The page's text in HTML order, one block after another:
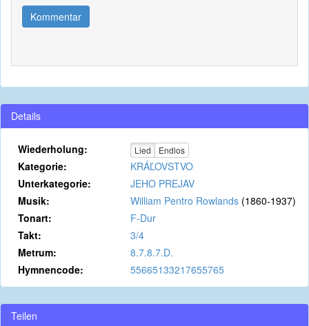
Kommentar
Details
Wiederholung: Lied Endlos
Kategorie:
KRÁĽOVSTVO
Unterkategorie:
JEHO PREJAV
Musik:
William Pentro Rowlands (1860-1937)
Tonart:
F-Dur
Takt:
3/4
Metrum:
8.7.8.7.D.
Hymnencode:
55665133217655765
Teilen